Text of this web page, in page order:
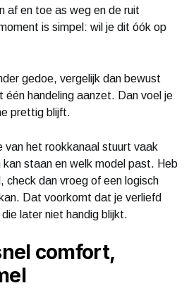
af en toe as weg en de ruit
is simpel: wil je dit óók op
gedoe, vergelijk dan bewust
handeling aanzet. Dan voel je
prettig blijft.
van het rookkanaal stuurt vaak
kan staan en welk model past. Heb
check dan vroeg of een logisch
Dat voorkomt dat je verliefd
later niet handig blijkt.
comfort,